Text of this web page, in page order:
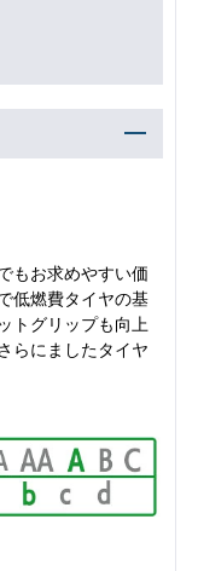
もお求めやすい価
低燃費タイヤの基
トグリップも向上
らにましたタイヤ